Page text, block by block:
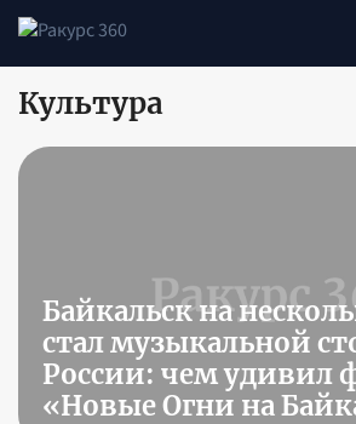
Культура
Байкальск на
стал музыкальной
России: чем удивил
«Новые Огни на